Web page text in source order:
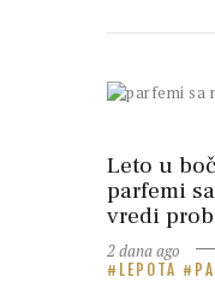
Leto u
parfemi
vredi
2 dana ago
LEPOTA